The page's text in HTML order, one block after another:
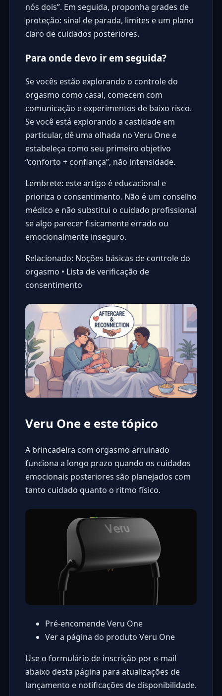
nós dois”. Em seguida, proponha grades de
proteção: sinal de parada, limites e um plano
claro de cuidados posteriores.
Para onde devo ir em seguida?
Se vocês estão explorando o controle do
orgasmo como casal, comecem com
comunicação e experimentos de baixo risco.
Se você está explorando a castidade em
particular, dê uma olhada no Veru One e
estabeleça como seu primeiro objetivo
“conforto + confiança”, não intensidade.
Lembrete: este artigo é educacional e
prioriza o consentimento. Não é um conselho
médico e não substitui o cuidado profissional
se algo parecer fisicamente errado ou
emocionalmente inseguro.
Relacionado: Noções básicas de controle do
orgasmo • Lista de verificação de
consentimento
Veru One e este tópico
A brincadeira com orgasmo arruinado
funciona a longo prazo quando os cuidados
emocionais posteriores são planejados com
tanto cuidado quanto o ritmo físico.
Pré-encomende Veru One
Ver a página do produto Veru One
Use o formulário de inscrição por e-mail
abaixo desta página para atualizações de
lançamento e notificações de disponibilidade.